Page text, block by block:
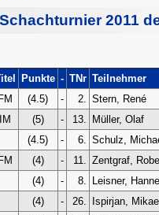
2011
Punkte - TNr Teilnehmer
FM (4.5) - 2. Stern, René
IM (5) - 13. Müller, Olaf
(4.5) - 6. Schulz,
FM (4) - 11. Zentgraf,
(4) - 8. Leisner,
(4) - 26. Ispirjan, Mikael